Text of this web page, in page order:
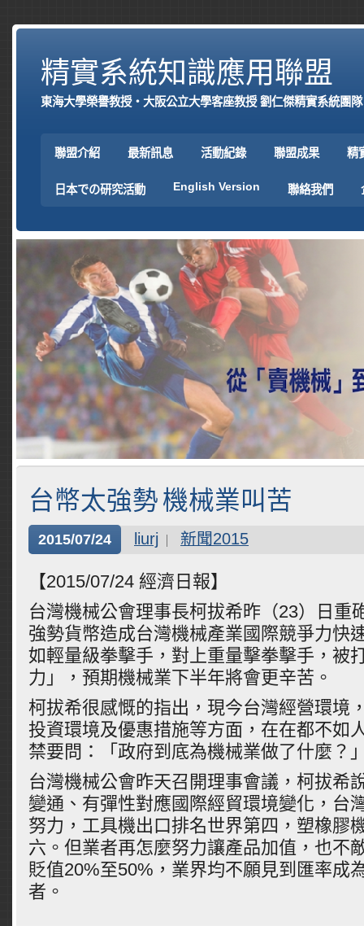
精實系統知識應用聯盟
東海大學榮譽教授‧大阪公立大學客座教授 劉仁傑精實系統團隊
聯盟介紹 最新訊息 活動紀錄 聯盟成果 精
日本での研究活動 English Version 聯絡我們
台幣太強勢 機械業叫苦
2015/07/24 liurj 新聞2015
【2015/07/24 經濟日報】
台灣機械公會理事長柯拔希昨（23）日重
強勢貨幣造成台灣機械產業國際競爭力快
如輕量級拳擊手，對上重量擊拳擊手，被
力」，預期機械業下半年將會更辛苦。
柯拔希很感慨的指出，現今台灣經營環境
投資環境及優惠措施等方面，在在都不如
禁要問：「政府到底為機械業做了什麼？
台灣機械公會昨天召開理事會議，柯拔希
變通、有彈性對應國際經貿環境變化，台
努力，工具機出口排名世界第四，塑橡膠
六。但業者再怎麼努力讓產品加值，也不
貶值20%至50%，業界均不願見到匯率成
者。